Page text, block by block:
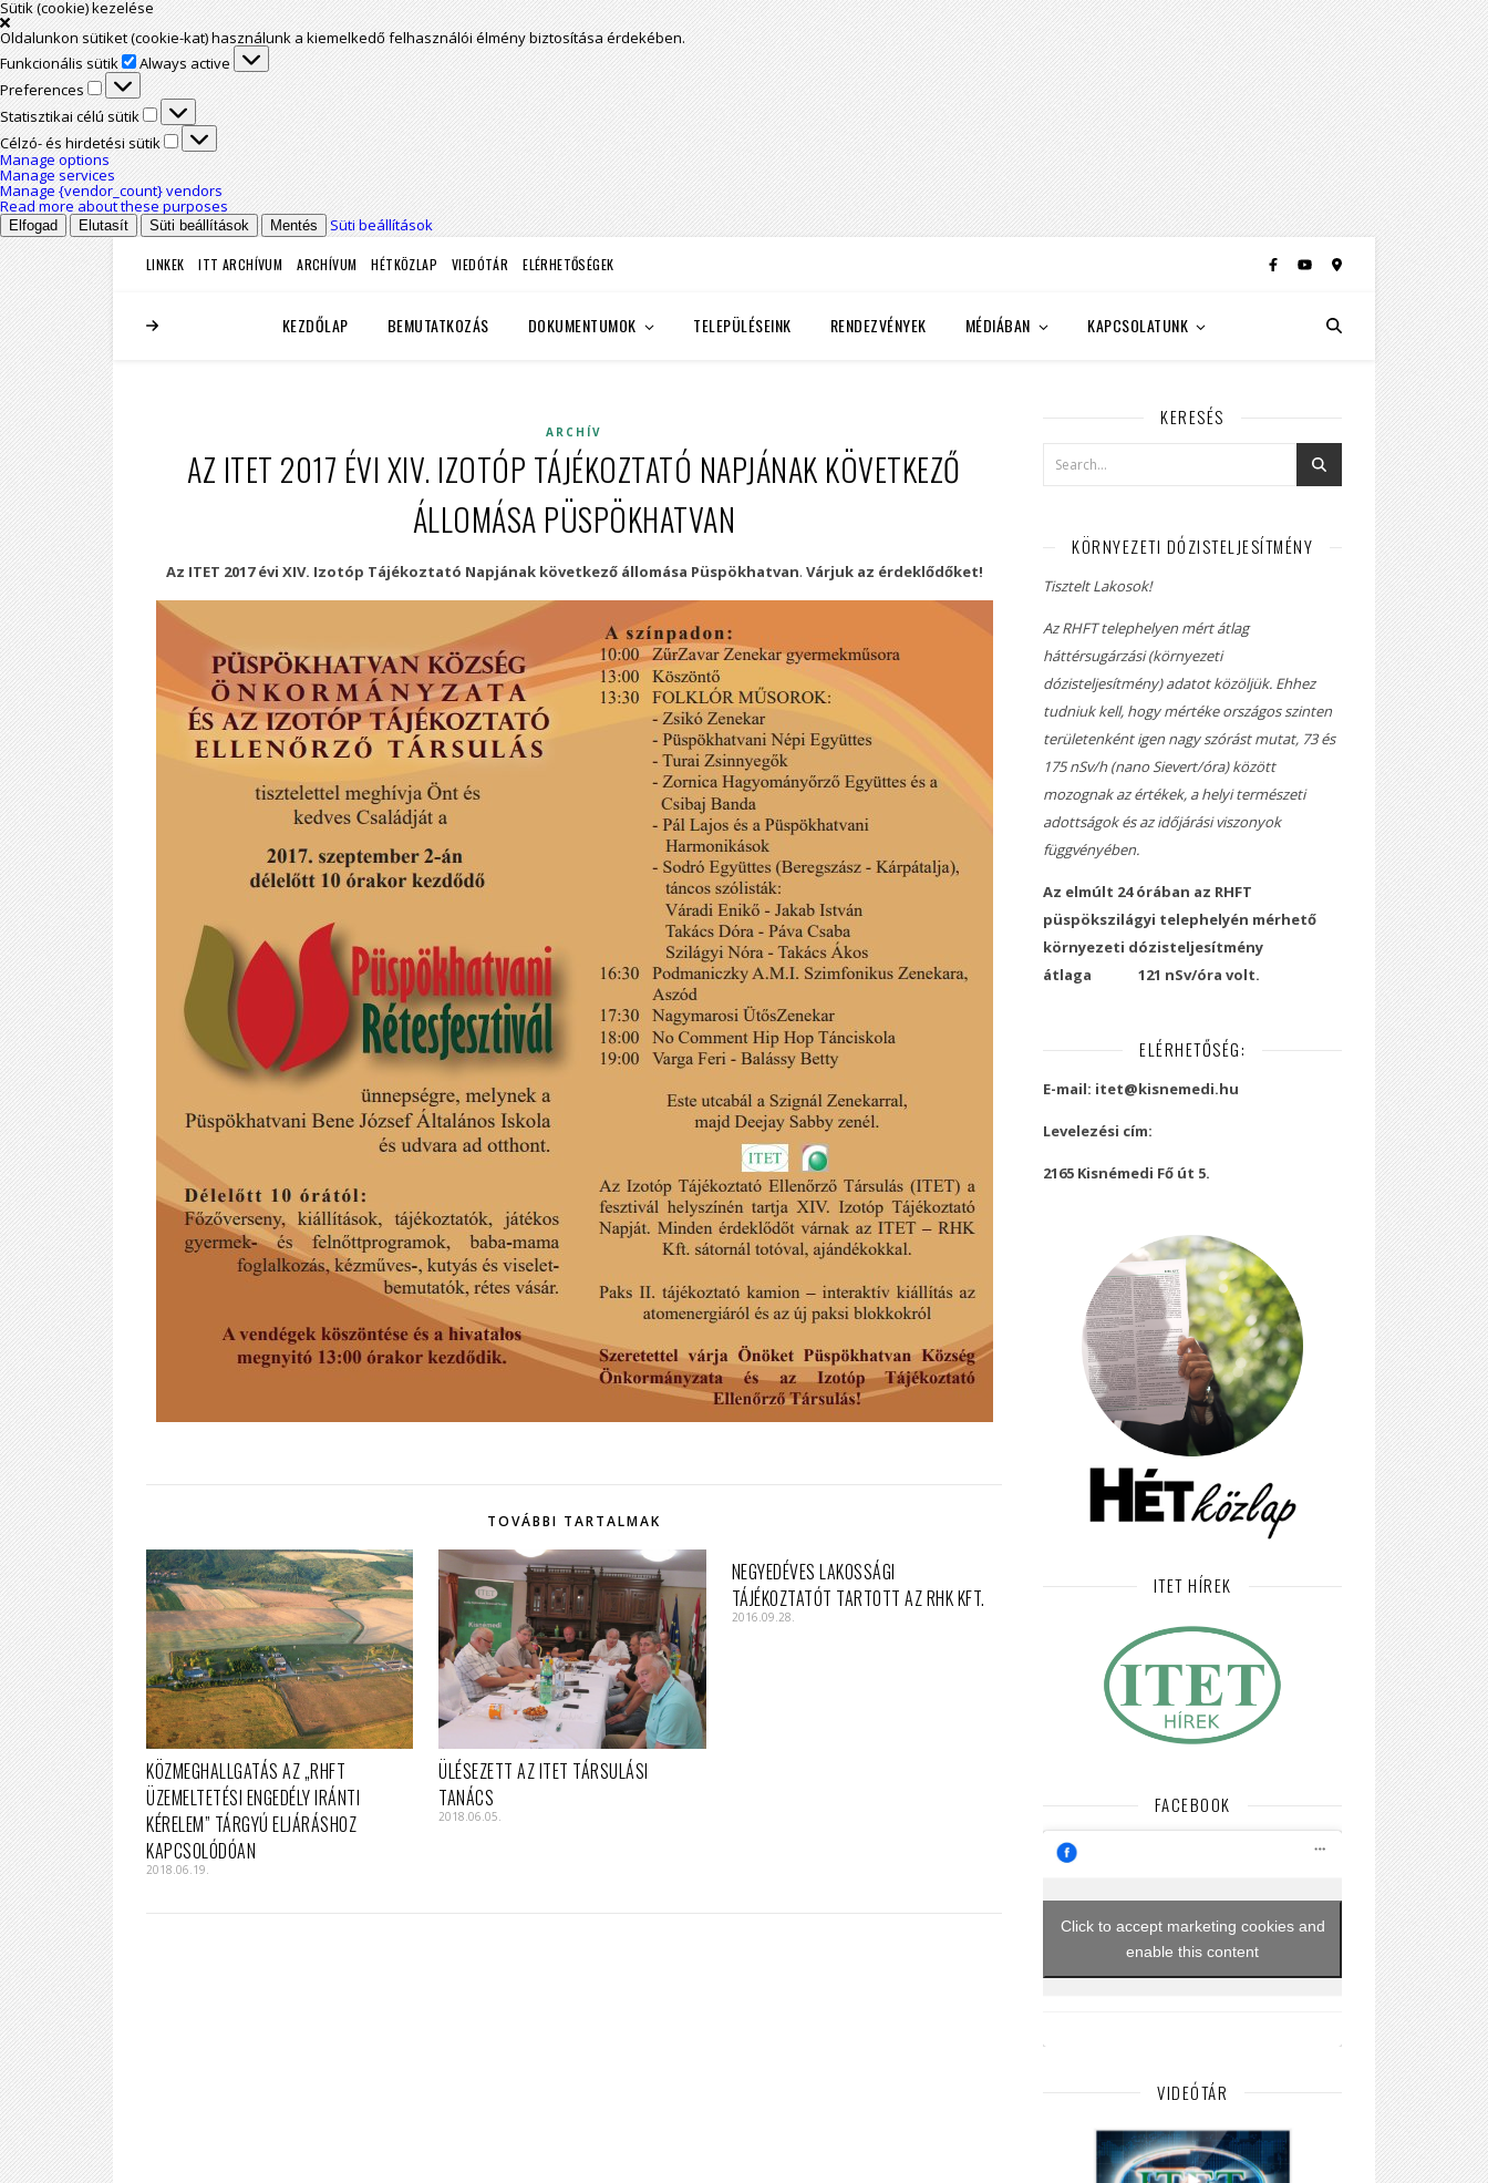
Sütik (cookie) kezelése
Oldalunkon sütiket (cookie-kat) használunk a kiemelkedő felhasználói élmény biztosítása érdekében.
Funkcionális sütik
Funkcionális sütik
Always active
Preferences
Preferences
Statisztikai célú sütik
Statisztikai célú sütik
Célzó- és hirdetési sütik
Célzó- és hirdetési sütik
Manage options
Manage services
Manage {vendor_count} vendors
Read more about these purposes
Elfogad Elutasít Süti beállítások Mentés Süti beállítások
LINKEK ITT ARCHÍVUM ARCHÍVUM HÉTKÖZLAP VIEDÓTÁR ELÉRHETŐSÉGEK
KEZDŐLAP BEMUTATKOZÁS DOKUMENTUMOK TELEPÜLÉSEINK RENDEZVÉNYEK MÉDIÁBAN KAPCSOLATUNK
ARCHÍV
AZ ITET 2017 ÉVI XIV. IZOTÓP TÁJÉKOZTATÓ NAPJÁNAK KÖVETKEZŐ
ÁLLOMÁSA PÜSPÖKHATVAN
Az ITET 2017 évi XIV. Izotóp Tájékoztató Napjának következő állomása Püspökhatvan. Várjuk az érdeklődőket!
TOVÁBBI TARTALMAK
KÖZMEGHALLGATÁS AZ „RHFT
ÜZEMELTETÉSI ENGEDÉLY IRÁNTI
KÉRELEM” TÁRGYÚ ELJÁRÁSHOZ
KAPCSOLÓDÓAN
2018.06.19.
ÜLÉSEZETT AZ ITET TÁRSULÁSI
TANÁCS
2018.06.05.
NEGYEDÉVES LAKOSSÁGI
TÁJÉKOZTATÓT TARTOTT AZ RHK KFT.
2016.09.28.
KERESÉS
KÖRNYEZETI DÓZISTELJESÍTMÉNY
Tisztelt Lakosok!
Az RHFT telephelyen mért átlag
háttérsugárzási (környezeti
dózisteljesítmény) adatot közöljük. Ehhez
tudniuk kell, hogy mértéke országos szinten
területenként igen nagy szórást mutat, 73 és
175 nSv/h (nano Sievert/óra) között
mozognak az értékek, a helyi természeti
adottságok és az időjárási viszonyok
függvényében.
Az elmúlt 24 órában az RHFT
püspökszilágyi telephelyén mérhető
környezeti dózisteljesítmény
átlaga 121 nSv/óra volt.
ELÉRHETŐSÉG:
E-mail: itet@kisnemedi.hu
Levelezési cím:
2165 Kisnémedi Fő út 5.
ITET HÍREK
FACEBOOK
Click to accept marketing cookies and
enable this content
VIDEÓTÁR